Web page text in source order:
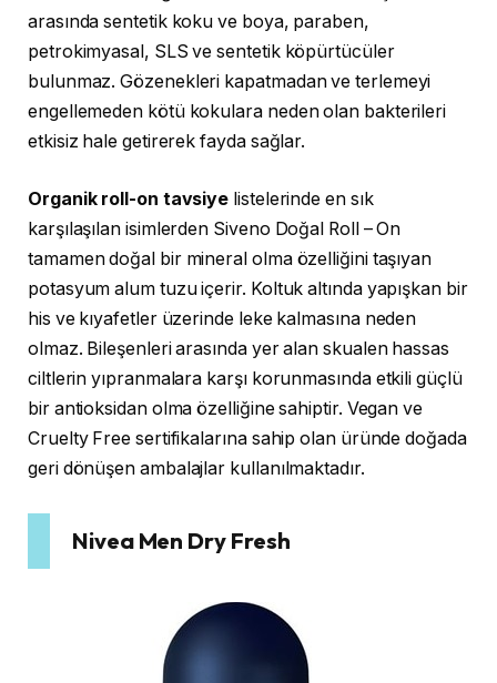
arasında sentetik koku ve boya, paraben,
petrokimyasal, SLS ve sentetik köpürtücüler
bulunmaz. Gözenekleri kapatmadan ve terlemeyi
engellemeden kötü kokulara neden olan bakterileri
etkisiz hale getirerek fayda sağlar.
Organik roll-on tavsiye listelerinde en sık
karşılaşılan isimlerden Siveno Doğal Roll – On
tamamen doğal bir mineral olma özelliğini taşıyan
potasyum alum tuzu içerir. Koltuk altında yapışkan bir
his ve kıyafetler üzerinde leke kalmasına neden
olmaz. Bileşenleri arasında yer alan skualen hassas
ciltlerin yıpranmalara karşı korunmasında etkili güçlü
bir antioksidan olma özelliğine sahiptir. Vegan ve
Cruelty Free sertifikalarına sahip olan üründe doğada
geri dönüşen ambalajlar kullanılmaktadır.
Nivea Men Dry Fresh